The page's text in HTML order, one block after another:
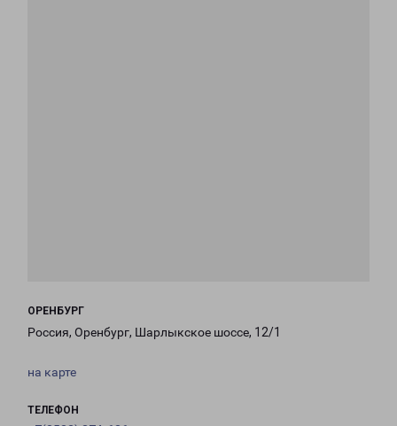
ОРЕНБУРГ
Россия, Оренбург, Шарлыкское шоссе, 12/1
на карте
ТЕЛЕФОН